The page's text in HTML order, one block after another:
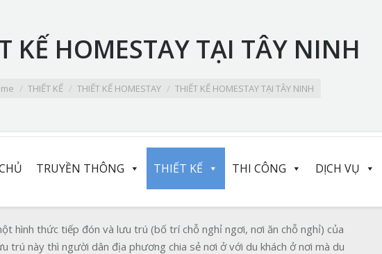
KẾ HOMESTAY TẠI TÂY NINH
THIẾT KẾ THIẾT KẾ HOMESTAY THIẾT KẾ HOMESTAY TẠI TÂY NINH
TRUYỀN THÔNG THIẾT KẾ THI CÔNG DỊCH VỤ
hình thức tiếp đón và lưu trú (bố trí chỗ nghỉ ngơi, nơi ăn chỗ nghỉ) của
trú này thì người dân địa phương chia sẻ nơi ở với du khách ở nơi mà du